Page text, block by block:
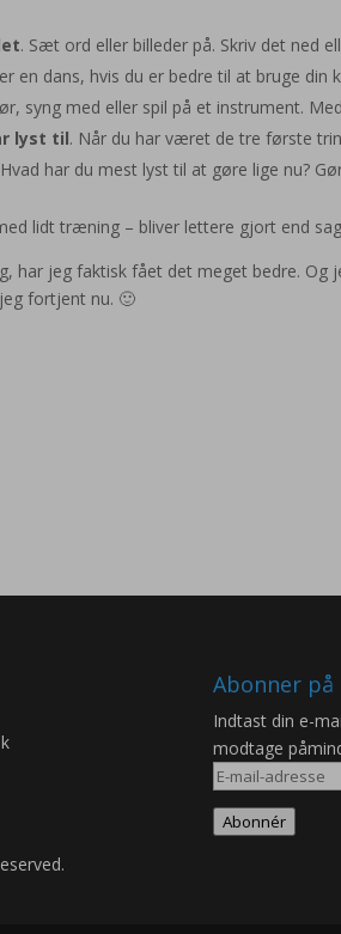
. Sæt ord eller billeder på. Skriv det ned
en dans, hvis du er bedre til at bruge din
syng med eller spil på et instrument.
lyst til. Når du har været de tre første
har du mest lyst til at gøre lige nu?
lidt træning – bliver lettere gjort end
har jeg faktisk fået det meget bedre.
fortjent nu. 🙂
Abonner
Indtast din e-
modtage
E-
mail-
adresse
Abonnér